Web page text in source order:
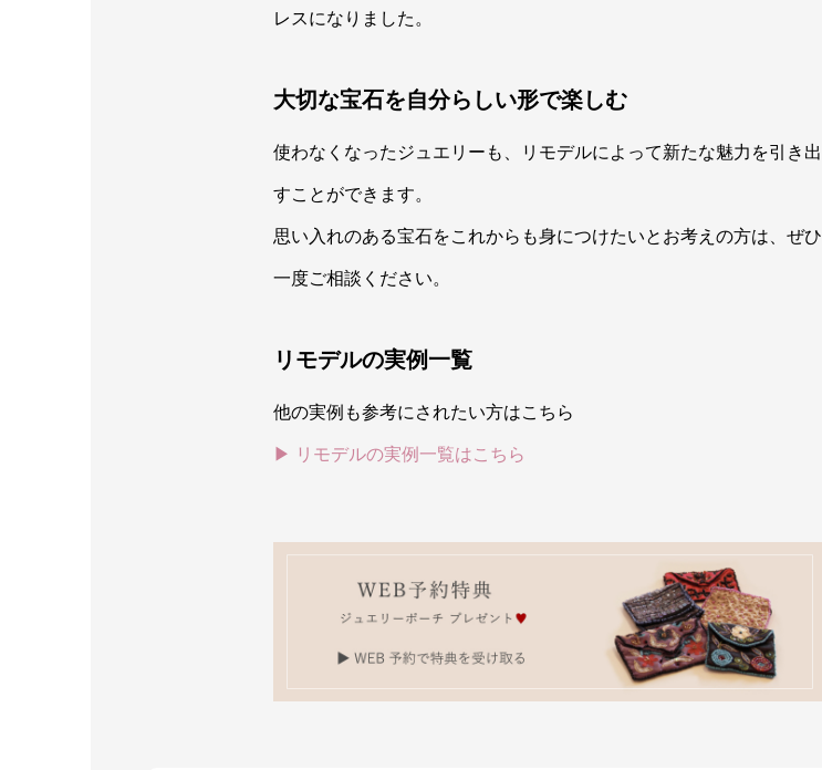
レスになりました。
大切な宝石を自分らしい形で楽しむ
使わなくなったジュエリーも、リモデルによって新たな魅力を引き出
すことができます。
思い入れのある宝石をこれからも身につけたいとお考えの方は、ぜひ
一度ご相談ください。
リモデルの実例一覧
他の実例も参考にされたい方はこちら
▶ リモデルの実例一覧はこちら